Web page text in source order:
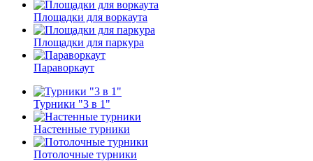
Площадки для воркаута
Площадки для паркура
Параворкаут
Турники "3 в 1"
Настенные турники
Потолочные турники